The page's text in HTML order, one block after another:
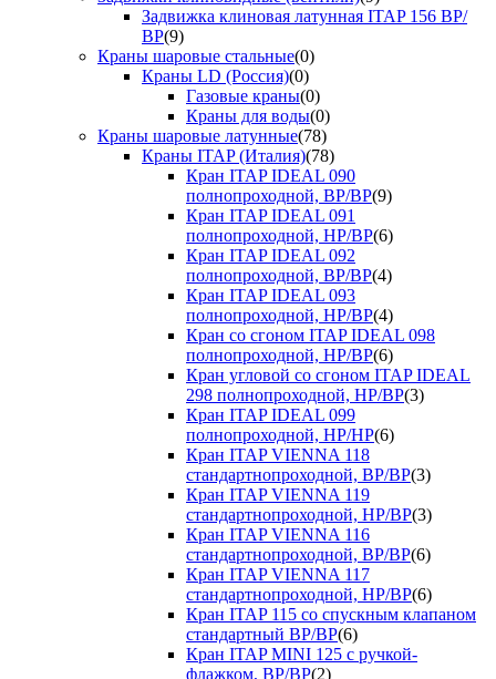
Задвижка клиновая латунная ITAP 156 ВР/
ВР(9)
Краны шаровые стальные(0)
Краны LD (Россия)(0)
Газовые краны(0)
Краны для воды(0)
Краны шаровые латунные(78)
Краны ITAP (Италия)(78)
Кран ITAP IDEAL 090
полнопроходной, ВР/ВР(9)
Кран ITAP IDEAL 091
полнопроходной, НР/ВР(6)
Кран ITAP IDEAL 092
полнопроходной, ВР/ВР(4)
Кран ITAP IDEAL 093
полнопроходной, НР/ВР(4)
Кран со сгоном ITAP IDEAL 098
полнопроходной, НР/ВР(6)
Кран угловой со сгоном ITAP IDEAL
298 полнопроходной, НР/ВР(3)
Кран ITAP IDEAL 099
полнопроходной, НР/НР(6)
Кран ITAP VIENNA 118
стандартнопроходной, ВР/ВР(3)
Кран ITAP VIENNA 119
стандартнопроходной, НР/ВР(3)
Кран ITAP VIENNA 116
стандартнопроходной, ВР/ВР(6)
Кран ITAP VIENNA 117
стандартнопроходной, НР/ВР(6)
Кран ITAP 115 со спускным клапаном
стандартный ВР/ВР(6)
Кран ITAP MINI 125 с ручкой-
флажком, ВР/ВР(2)